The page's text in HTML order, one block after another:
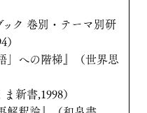
ク 巻別・テーマ別研
」への階梯』（世界思
新書,1998）